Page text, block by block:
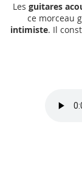
Les guitares
ce morceau
intimiste. Il